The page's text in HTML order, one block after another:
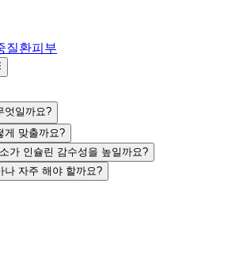
질환피부
일까요?
게 맞출까요?
가 인슐린 감수성을 높일까요?
나 자주 해야 할까요?